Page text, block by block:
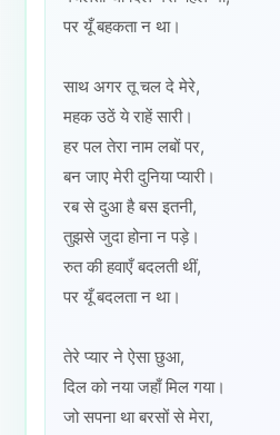
पर यूँ बहकता न था।
साथ अगर तू चल दे मेरे,
महक उठें ये राहें सारी।
हर पल तेरा नाम लबों पर,
बन जाए मेरी दुनिया प्यारी।
रब से दुआ है बस इतनी,
तुझसे जुदा होना न पड़े।
रुत की हवाएँ बदलती थीं,
पर यूँ बदलता न था।
तेरे प्यार ने ऐसा छुआ,
दिल को नया जहाँ मिल गया।
जो सपना था बरसों से मेरा,